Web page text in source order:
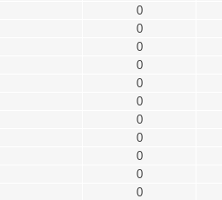
0
0
0
0
0
0
0
0
0
0
0